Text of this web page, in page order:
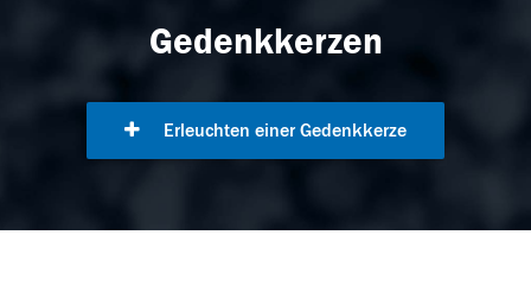
Gedenkkerzen
Erleuchten einer Gedenkkerze